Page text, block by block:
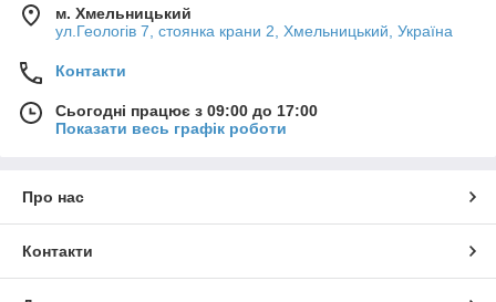
м. Хмельницький
ул.Геологів 7, стоянка крани 2, Хмельницький, Україна
Контакти
Сьогодні працює з 09:00 до 17:00
Показати весь графік роботи
Про нас
Контакти